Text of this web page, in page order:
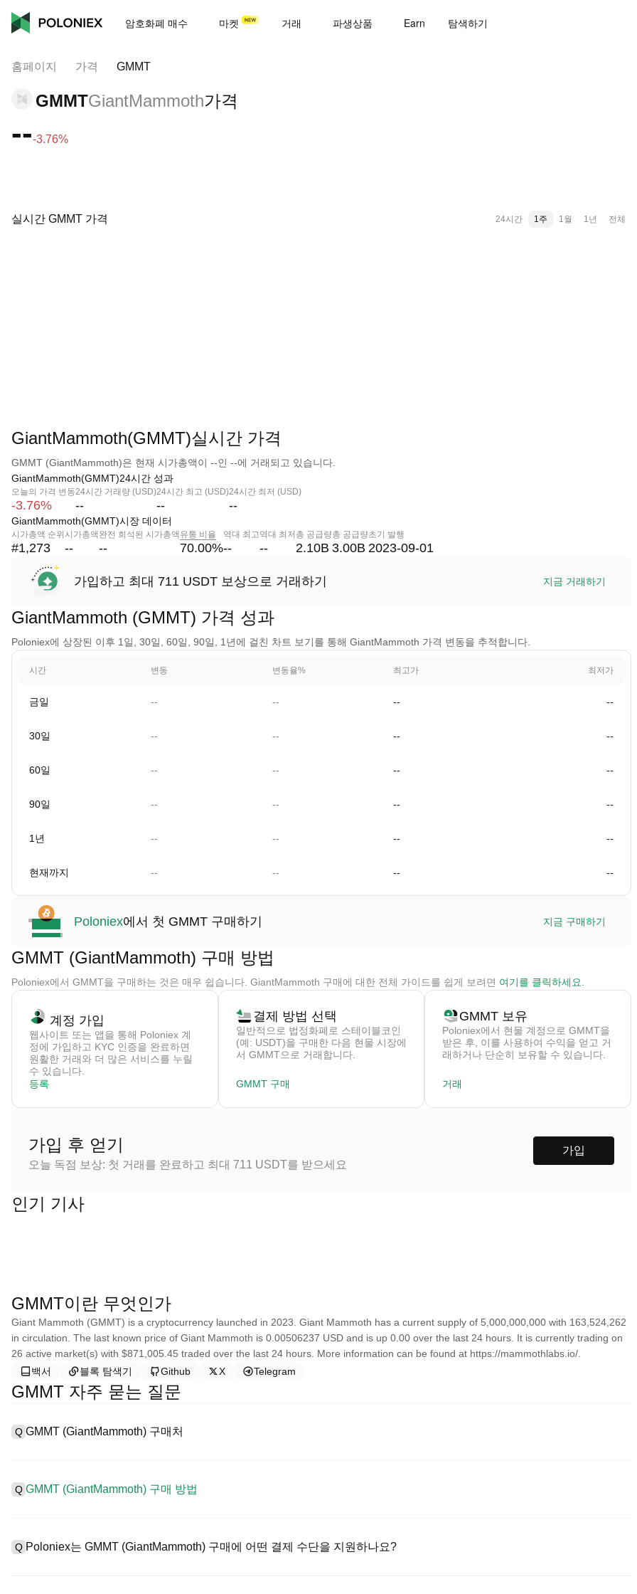
암호화폐 매수 마켓 거래 파생상품 Earn 탐색하기
홈페이지 가격 GMMT
GMMTGiantMammoth가격
---3.76%
실시간 GMMT 가격 24시간 1주 1월 1년 전체
GiantMammoth(GMMT)실시간 가격
GMMT (GiantMammoth)은 현재 시가총액이 --인 --에 거래되고 있습니다.
GiantMammoth(GMMT)24시간 성과
오늘의 가격 변동
-3.76%
24시간 거래량 (USD)
--
24시간 최고 (USD)
--
24시간 최저 (USD)
--
GiantMammoth(GMMT)시장 데이터
시가총액 순위
#1,273
시가총액
--
완전 희석된 시가총액
--
유통 비율
70.00%
역대 최고
--
역대 최저
--
총 공급량
2.10B
총 공급량
3.00B
초기 발행
2023-09-01
가입하고 최대 711 USDT 보상으로 거래하기 지금 거래하기
GiantMammoth (GMMT) 가격 성과
Poloniex에 상장된 이후 1일, 30일, 60일, 90일, 1년에 걸친 차트 보기를 통해 GiantMammoth 가격 변동을 추적합니다.
시간 변동 변동율% 최고가 최저가
금일 -- -- -- --
30일 -- -- -- --
60일 -- -- -- --
90일 -- -- -- --
1년 -- -- -- --
현재까지 -- -- -- --
Poloniex에서 첫 GMMT 구매하기 지금 구매하기
GMMT (GiantMammoth) 구매 방법
Poloniex에서 GMMT을 구매하는 것은 매우 쉽습니다. GiantMammoth 구매에 대한 전체 가이드를 쉽게 보려면 여기를 클릭하세요.
계정 가입
웹사이트 또는 앱을 통해 Poloniex 계
정에 가입하고 KYC 인증을 완료하면
원활한 거래와 더 많은 서비스를 누릴
수 있습니다.
등록
결제 방법 선택
일반적으로 법정화폐로 스테이블코인
(예: USDT)을 구매한 다음 현물 시장에
서 GMMT으로 거래합니다.
GMMT 구매
GMMT 보유
Poloniex에서 현물 계정으로 GMMT을
받은 후, 이를 사용하여 수익을 얻고 거
래하거나 단순히 보유할 수 있습니다.
거래
가입 후 얻기
오늘 독점 보상: 첫 거래를 완료하고 최대 711 USDT를 받으세요
가입
인기 기사
GMMT이란 무엇인가
Giant Mammoth (GMMT) is a cryptocurrency launched in 2023. Giant Mammoth has a current supply of 5,000,000,000 with 163,524,262
in circulation. The last known price of Giant Mammoth is 0.00506237 USD and is up 0.00 over the last 24 hours. It is currently trading on
26 active market(s) with $871,005.45 traded over the last 24 hours. More information can be found at https://mammothlabs.io/.
백서
블록 탐색기 Github X Telegram
GMMT 자주 묻는 질문
Q GMMT (GiantMammoth) 구매처
인터페이스, 높은 유동성, 거래를 간소화할 수 있는 다양한 거래 도구를 제공합니다. 예를 들어, Poloniex는 GMMT을 포함한 다양한 암호
화폐에서 거래를 지원하고 경쟁력 있는 거래 수수료를 제공합니다.
1. 계정을 생성하고 KYC 인증을 완료합니다.
2. 법정화폐와 암호화폐로 계정에 자금을 지원합니다.
Q GMMT (GiantMammoth) 구매 방법
거래를 시작하세요.
Q Poloniex는 GMMT (GiantMammoth) 구매에 어떤 결제 수단을 지원하나요?